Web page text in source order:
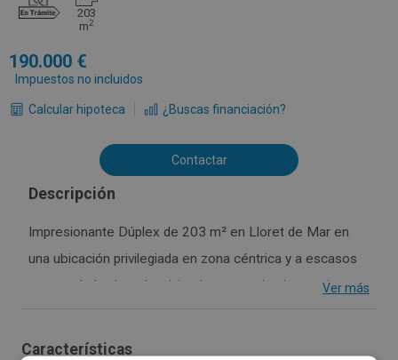
203
m2
190.000
Impuestos no incluidos
Calcular hipoteca ¿Buscas financiación?
Contactar
Descripción
Impresionante Dúplex de 203 m² en Lloret de Mar en
una ubicación privilegiada en zona céntrica y a escasos
metros de la playa. La vivienda consta de planta primera
de la Vila construido en 1965, ofrece un amplio espacio
Ver más
Características